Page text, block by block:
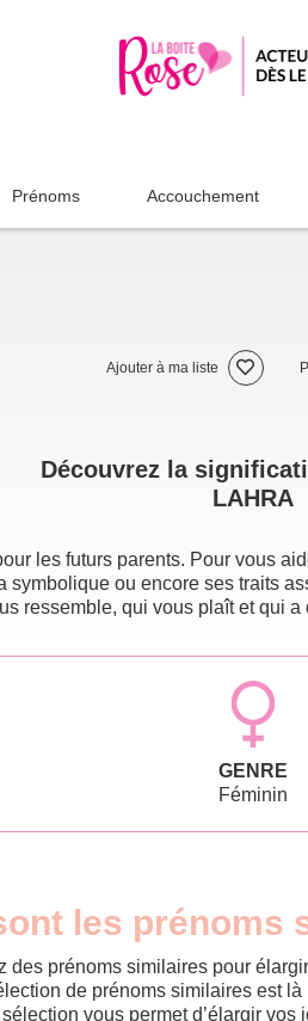
Prénoms Accouchement
Ajouter à ma liste
Découvrez la
LAHRA
les futurs parents. Pour vous
ou encore ses traits
ressemble, qui vous plaît et qui a
GENRE
Féminin
les prénoms
des prénoms similaires pour
de prénoms similaires est
vous permet d’élargir